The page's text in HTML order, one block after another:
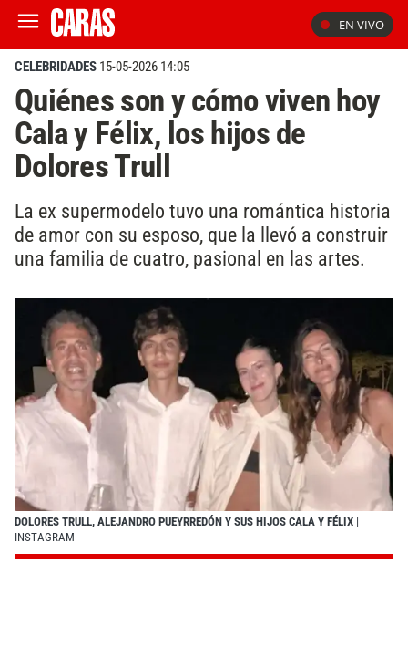
EN VIVO
CELEBRIDADES 15-05-2026 14:05
Quiénes son y cómo viven hoy
Cala y Félix, los hijos de
Dolores Trull
La ex supermodelo tuvo una romántica historia
de amor con su esposo, que la llevó a construir
una familia de cuatro, pasional en las artes.
DOLORES TRULL, ALEJANDRO PUEYRREDÓN Y SUS HIJOS CALA Y FÉLIX |
INSTAGRAM